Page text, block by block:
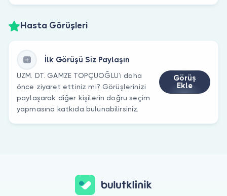
Hasta Görüşleri
İlk Görüşü Siz Paylaşın
UZM. DT. GAMZE TOPÇUOĞLU’ı daha
önce ziyaret ettiniz mi? Görüşlerinizi
paylaşarak diğer kişilerin doğru seçim
yapmasına katkıda bulunabilirsiniz.
Görüş
Ekle